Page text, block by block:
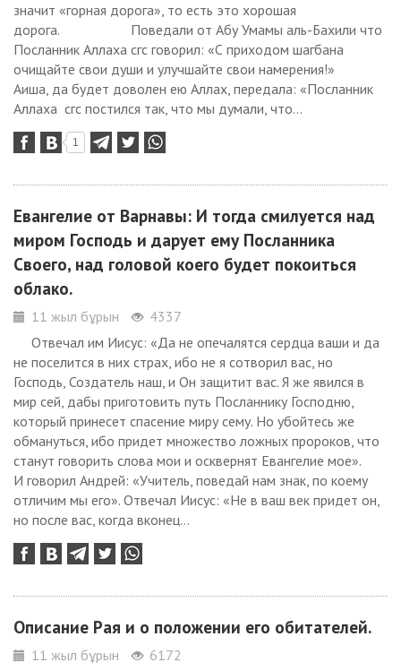
значит «горная дорога», то есть это хорошая
дорога. Поведали от Абу Умамы аль-Бахили что
Посланник Аллаха сгс говорил: «С приходом шагбана
очищайте свои души и улучшайте свои намерения!»
Аиша, да будет доволен ею Аллах, передала: «Посланник
Аллаха сгс постился так, что мы думали, что...
1
Евангелие от Варнавы: И тогда смилуется над
миром Господь и дарует ему Посланника
Своего, над головой коего будет покоиться
облако.
11 жыл бұрын
4337
Отвечал им Иисус: «Да не опечалятся сердца ваши и да
не поселится в них страх, ибо не я сотворил вас, но
Господь, Создатель наш, и Он защитит вас. Я же явился в
мир сей, дабы приготовить путь Посланнику Господню,
который принесет спасение миру сему. Но убойтесь же
обмануться, ибо придет множество ложных пророков, что
станут говорить слова мои и осквернят Евангелие мое».
И говорил Андрей: «Учитель, поведай нам знак, по коему
отличим мы его». Отвечал Иисус: «Не в ваш век придет он,
но после вас, когда вконец...
Описание Рая и о положении его обитателей.
11 жыл бұрын
6172